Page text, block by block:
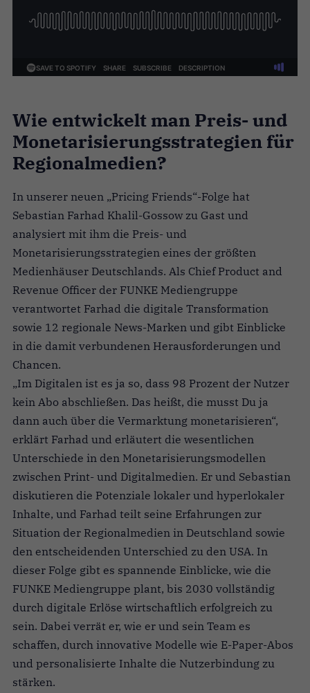
Wie entwickelt man Preis- und
Monetarisierungsstrategien für
Regionalmedien?
In unserer neuen „Pricing Friends“-Folge hat
Sebastian Farhad Khalil-Gossow zu Gast und
analysiert mit ihm die Preis- und
Monetarisierungsstrategien eines der größten
Medienhäuser Deutschlands. Als Chief Product and
Revenue Officer der FUNKE Mediengruppe
verantwortet Farhad die digitale Transformation
sowie 12 regionale News-Marken und gibt Einblicke
in die damit verbundenen Herausforderungen und
Chancen.
„Im Digitalen ist es ja so, dass 98 Prozent der Nutzer
kein Abo abschließen. Das heißt, die musst Du ja
dann auch über die Vermarktung monetarisieren“,
erklärt Farhad und erläutert die wesentlichen
Unterschiede in den Monetarisierungsmodellen
zwischen Print- und Digitalmedien. Er und Sebastian
diskutieren die Potenziale lokaler und hyperlokaler
Inhalte, und Farhad teilt seine Erfahrungen zur
Situation der Regionalmedien in Deutschland sowie
den entscheidenden Unterschied zu den USA. In
dieser Folge gibt es spannende Einblicke, wie die
FUNKE Mediengruppe plant, bis 2030 vollständig
durch digitale Erlöse wirtschaftlich erfolgreich zu
sein. Dabei verrät er, wie er und sein Team es
schaffen, durch innovative Modelle wie E-Paper-Abos
und personalisierte Inhalte die Nutzerbindung zu
stärken.